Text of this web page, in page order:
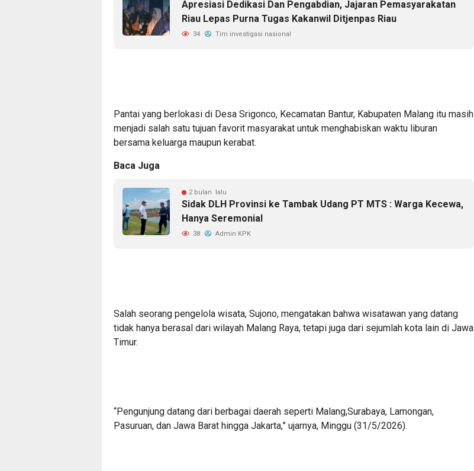
Apresiasi Dedikasi Dan Pengabdian, Jajaran Pemasyarakatan
Riau Lepas Purna Tugas Kakanwil Ditjenpas Riau
34 Tim investigasi nasional
Pantai yang berlokasi di Desa Srigonco, Kecamatan Bantur, Kabupaten Malang itu masih
menjadi salah satu tujuan favorit masyarakat untuk menghabiskan waktu liburan
bersama keluarga maupun kerabat.
Baca Juga
2 bulan lalu
Sidak DLH Provinsi ke Tambak Udang PT MTS : Warga Kecewa,
Hanya Seremonial
38 Admin KPK
Salah seorang pengelola wisata, Sujono, mengatakan bahwa wisatawan yang datang
tidak hanya berasal dari wilayah Malang Raya, tetapi juga dari sejumlah kota lain di Jawa
Timur.
“Pengunjung datang dari berbagai daerah seperti Malang,Surabaya, Lamongan,
Pasuruan, dan Jawa Barat hingga Jakarta,” ujarnya, Minggu (31/5/2026).